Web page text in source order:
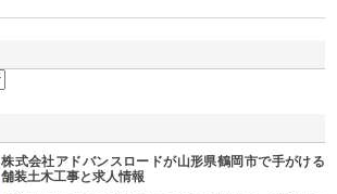
株式会社アドバンスロードが山形県鶴岡市で手がける
舗装土木工事と求人情報